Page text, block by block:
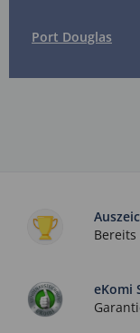
Port Douglas
eKomi